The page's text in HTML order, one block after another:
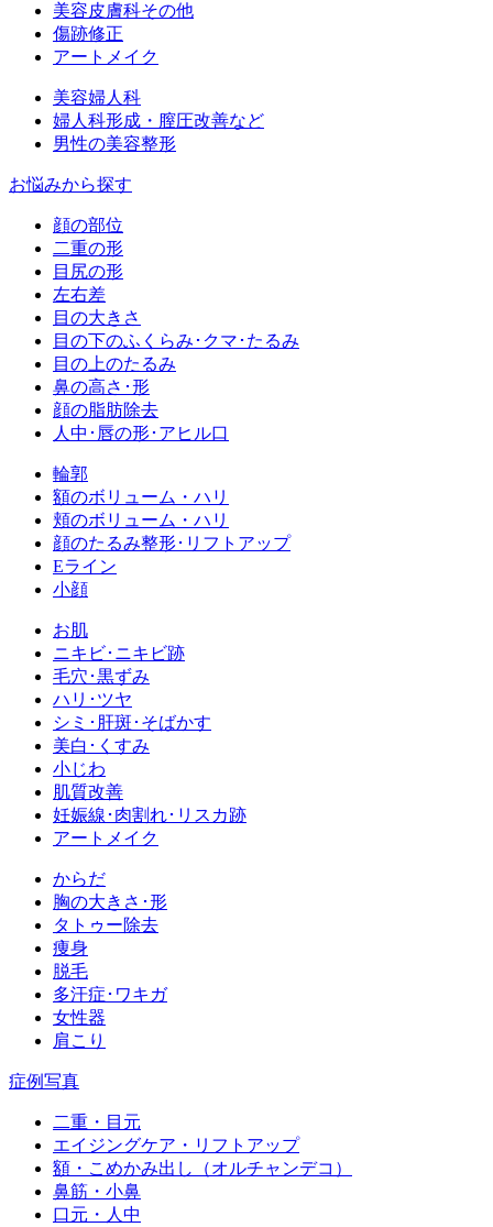
美容皮膚科その他
傷跡修正
アートメイク
美容婦人科
婦人科形成・膣圧改善など
男性の美容整形
お悩みから探す
顔の部位
二重の形
目尻の形
左右差
目の大きさ
目の下のふくらみ･クマ･たるみ
目の上のたるみ
鼻の高さ･形
顔の脂肪除去
人中･唇の形･アヒル口
輪郭
額のボリューム・ハリ
頬のボリューム・ハリ
顔のたるみ整形･リフトアップ
Eライン
小顔
お肌
ニキビ･ニキビ跡
毛穴･黒ずみ
ハリ･ツヤ
シミ･肝斑･そばかす
美白･くすみ
小じわ
肌質改善
妊娠線･肉割れ･リスカ跡
アートメイク
からだ
胸の大きさ･形
タトゥー除去
痩身
脱毛
多汗症･ワキガ
女性器
肩こり
症例写真
二重・目元
エイジングケア・リフトアップ
額・こめかみ出し（オルチャンデコ）
鼻筋・小鼻
口元・人中